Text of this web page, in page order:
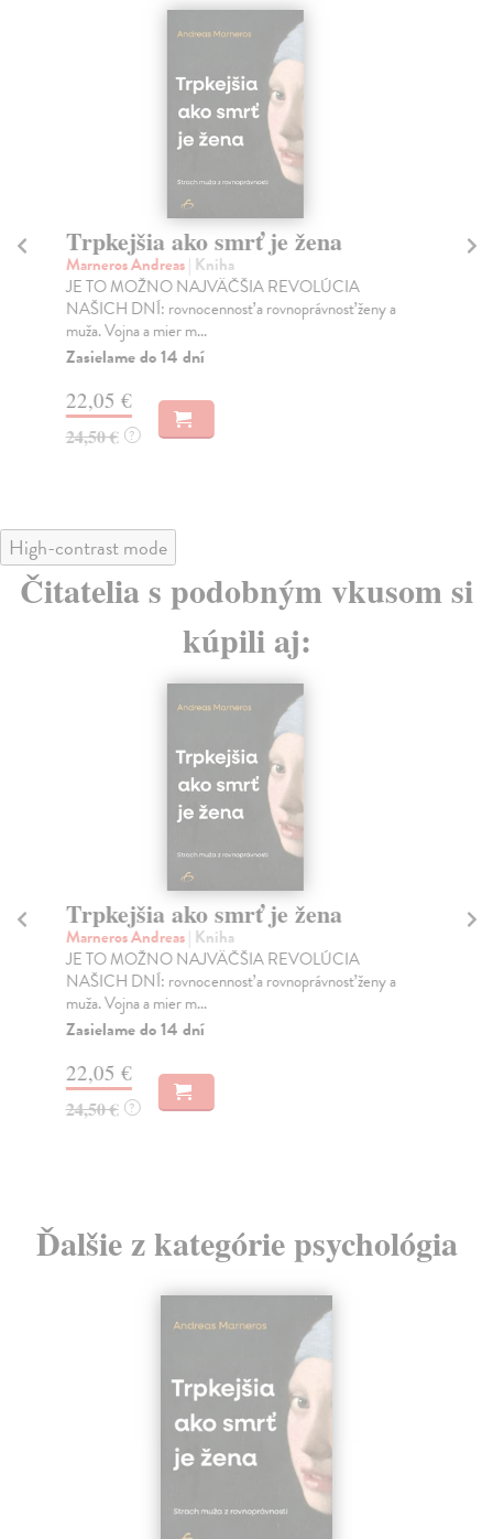
Trpkejšia ako smrť je žena
Marneros Andreas| Kniha
JE TO MOŽNO NAJVÄČŠIA REVOLÚCIA
NAŠICH DNÍ: rovnocennosť a rovnoprávnosť ženy a
muža. Vojna a mier m...
Zasielame do 14 dní
22,05 €
24,50 € ?
High-contrast mode
Čitatelia s podobným vkusom si
kúpili aj:
Trpkejšia ako smrť je žena
Marneros Andreas| Kniha
JE TO MOŽNO NAJVÄČŠIA REVOLÚCIA
NAŠICH DNÍ: rovnocennosť a rovnoprávnosť ženy a
muža. Vojna a mier m...
Zasielame do 14 dní
22,05 €
24,50 € ?
Ďalšie z kategórie psychológia